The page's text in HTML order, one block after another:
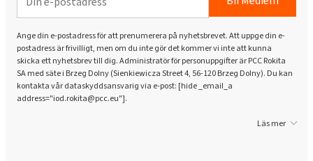
Ange din e-postadress för att prenumerera på nyhetsbrevet. Att uppge din e-
postadress är frivilligt, men om du inte gör det kommer vi inte att kunna
skicka ett nyhetsbrev till dig. Administratör för personuppgifter är PCC Rokita
SA med säte i Brzeg Dolny (Sienkiewicza Street 4, 56-120 Brzeg Dolny). Du kan
kontakta vår dataskyddsansvarig via e-post: [hide _email_a
address="iod.rokita@pcc.eu"].
Läs mer